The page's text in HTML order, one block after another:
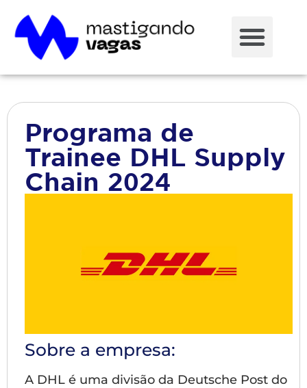
Programa de
Trainee DHL Supply
Chain 2024
Sobre a empresa:
A DHL é uma divisão da Deutsche Post do